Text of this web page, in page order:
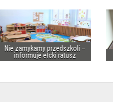
Nie zamykamy przedszkoli –
informuje ełcki ratusz